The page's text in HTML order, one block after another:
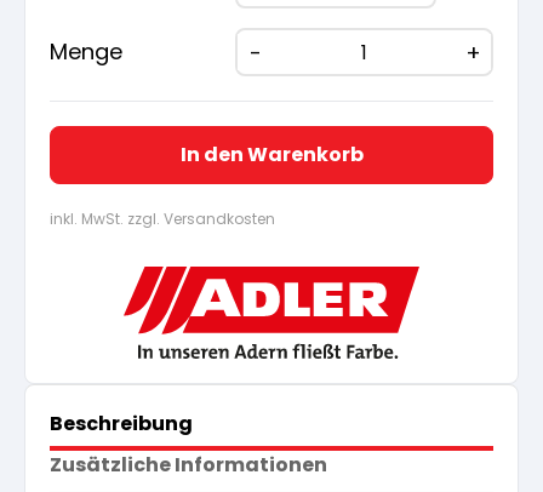
Menge
In den Warenkorb
inkl. MwSt. zzgl. Versandkosten
Beschreibung
Zusätzliche Informationen